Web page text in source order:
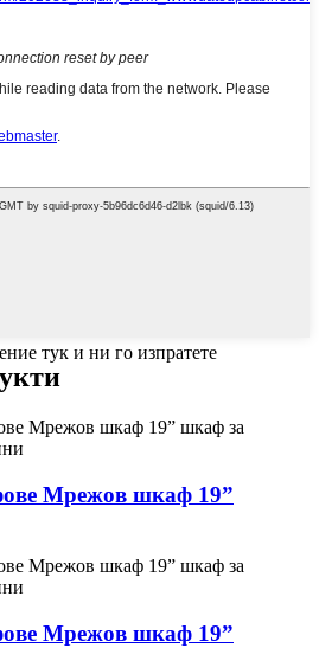
тук и ни го изпратете
Мрежов шкаф 19”
Мрежов шкаф 19”